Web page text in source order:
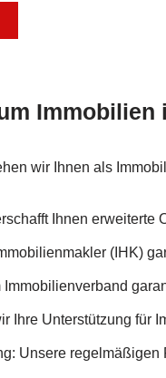
Immobilien
wir Ihnen als
Ihnen erweiterte
(IHK)
Ihre Unterstützung für
Unsere